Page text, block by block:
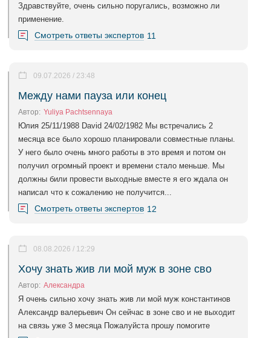
Здравствуйте, очень сильно поругались, возможно ли
применение.
Смотреть ответы экспертов 11
Между нами пауза или конец
09.07.2026 / 23:48
Автор: Yuliya Pachtsennaya
Юлия 25/11/1988 David 24/02/1982 Мы встречались 2
месяца все было хорошо планировали совместные планы.
У него было очень много работы в это время и потом он
получил огромный проект и времени стало меньше. Мы
должны били провести выходные вместе я его ждала он
написал что к сожалению не получится...
Смотреть ответы экспертов 12
Хочу знать жив ли мой муж в зоне сво
08.08.2026 / 12:29
Автор: Александра
Я очень сильно хочу знать жив ли мой муж константинов
Александр валерьевич Он сейчас в зоне сво и не выходит
на связь уже 3 месяца Пожалуйста прошу помогите